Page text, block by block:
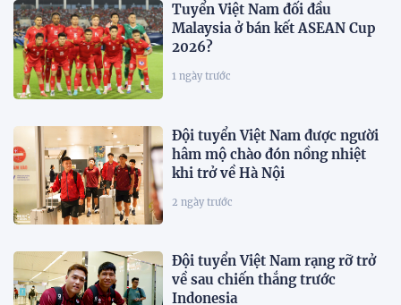
Tuyển Việt Nam đối đầu
Malaysia ở bán kết ASEAN Cup
2026?
1 ngày trước
Đội tuyển Việt Nam được người
hâm mộ chào đón nồng nhiệt
khi trở về Hà Nội
2 ngày trước
Đội tuyển Việt Nam rạng rỡ trở
về sau chiến thắng trước
Indonesia